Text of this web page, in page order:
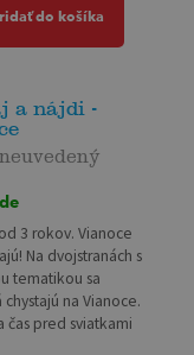
do košíka
a nájdi -
3 rokov. Vianoce
Na dvojstranách s
tematikou sa
na Vianoce.
čas pred sviatkami